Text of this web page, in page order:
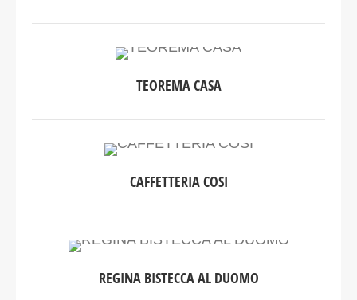
TEOREMA CASA
CAFFETTERIA COSI
REGINA BISTECCA AL DUOMO